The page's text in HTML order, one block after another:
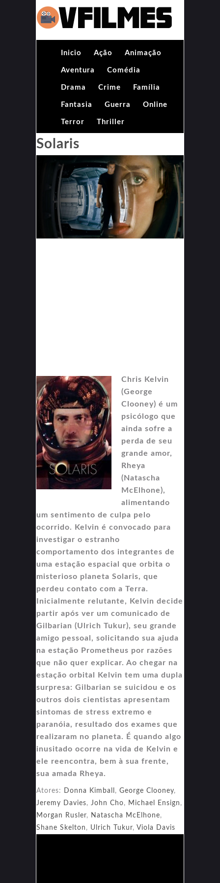
Inicio Ação Animação
Aventura Comédia
Drama Crime Família
Fantasia Guerra Online
Terror Thriller
Solaris
Chris Kelvin
(George
Clooney) é um
psicólogo que
ainda sofre a
perda de seu
grande amor,
Rheya
(Natascha
McElhone),
alimentando
um sentimento de culpa pelo
ocorrido. Kelvin é convocado para
investigar o estranho
comportamento dos integrantes de
uma estação espacial que orbita o
misterioso planeta Solaris, que
perdeu contato com a Terra.
Inicialmente relutante, Kelvin decide
partir após ver um comunicado de
Gilbarian (Ulrich Tukur), seu grande
amigo pessoal, solicitando sua ajuda
na estação Prometheus por razões
que não quer explicar. Ao chegar na
estação orbital Kelvin tem uma dupla
surpresa: Gilbarian se suicidou e os
outros dois cientistas apresentam
sintomas de stress extremo e
paranóia, resultado dos exames que
realizaram no planeta. É quando algo
inusitado ocorre na vida de Kelvin e
ele reencontra, bem à sua frente,
sua amada Rheya.
Atores: Donna Kimball , George Clooney,
Jeremy Davies, John Cho, Michael Ensign ,
Morgan Rusler, Natascha McElhone,
Shane Skelton , Ulrich Tukur, Viola Davis